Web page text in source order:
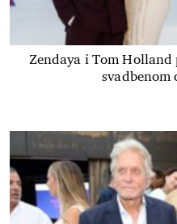
Zendaya i Tom
svadbenom